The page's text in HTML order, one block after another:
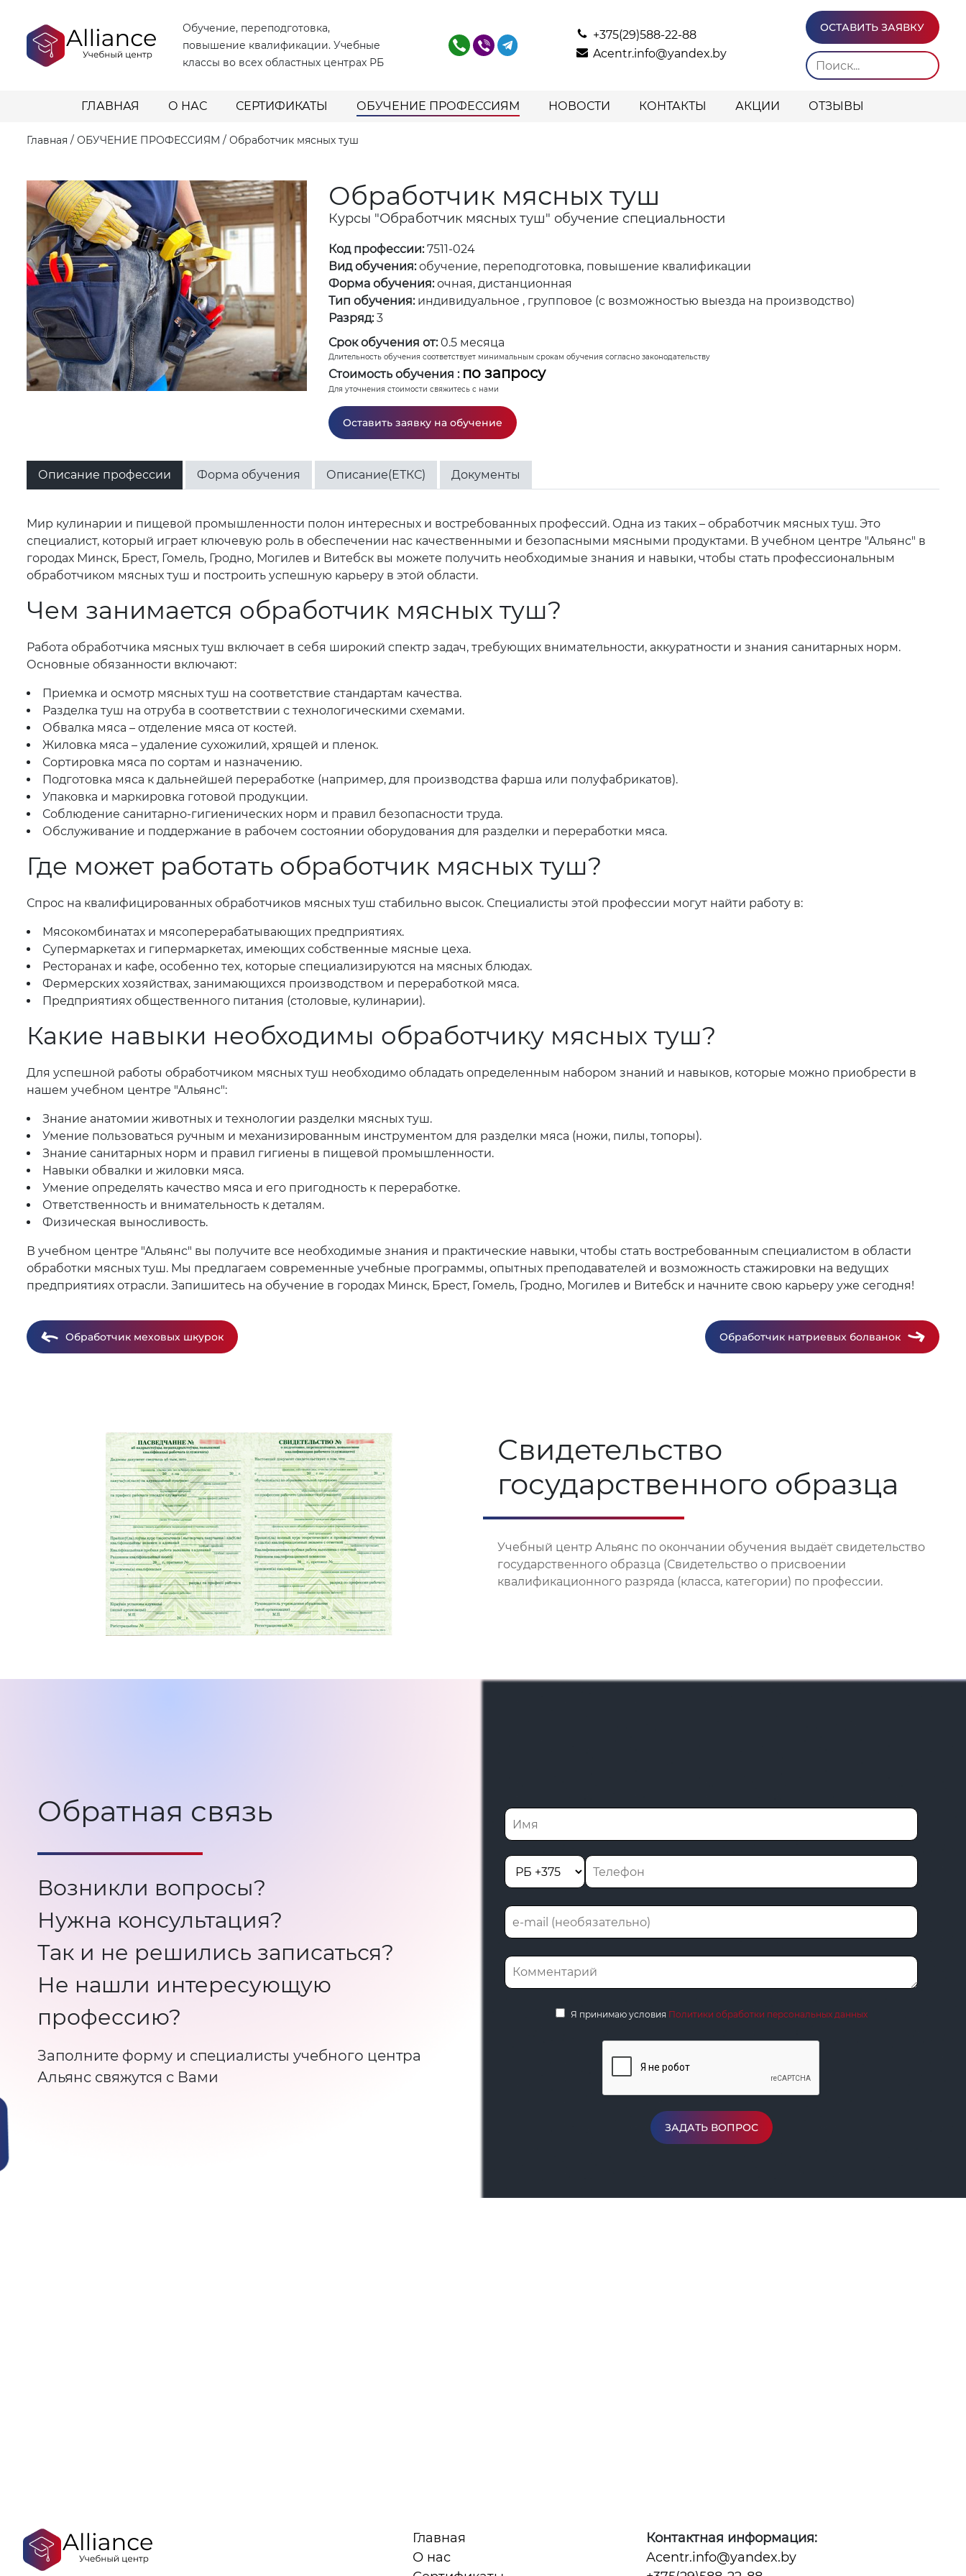
Обучение, переподготовка,
повышение квалификации. Учебные
классы во всех областных центрах РБ
+375(29)588-22-88
Acentr.info@yandex.by
ОСТАВИТЬ ЗАЯВКУ
ГЛАВНАЯ О НАС СЕРТИФИКАТЫ ОБУЧЕНИЕ ПРОФЕССИЯМ НОВОСТИ КОНТАКТЫ АКЦИИ ОТЗЫВЫ
Главная / ОБУЧЕНИЕ ПРОФЕССИЯМ / Обработчик мясных туш
Обработчик мясных туш
Курсы "Обработчик мясных туш" обучение специальности
Код профессии:7511-024
Вид обучения: обучение, переподготовка, повышение квалификации
Форма обучения: очная, дистанционная
Тип обучения: индивидуальное , групповое (с возможностью выезда на производство)
Разряд: 3
Срок обучения от: 0.5 месяца
Длительность обучения соответствует минимальным срокам обучения согласно законодательству
Стоимость обучения : по запросу
Для уточнения стоимости свяжитесь с нами
Оставить заявку на обучение
Описание профессии Форма обучения Описание(ЕТКС) Документы
Мир кулинарии и пищевой промышленности полон интересных и востребованных профессий. Одна из таких – обработчик мясных туш. Это
специалист, который играет ключевую роль в обеспечении нас качественными и безопасными мясными продуктами. В учебном центре "Альянс" в
городах Минск, Брест, Гомель, Гродно, Могилев и Витебск вы можете получить необходимые знания и навыки, чтобы стать профессиональным
обработчиком мясных туш и построить успешную карьеру в этой области.
Чем занимается обработчик мясных туш?
Работа обработчика мясных туш включает в себя широкий спектр задач, требующих внимательности, аккуратности и знания санитарных норм.
Основные обязанности включают:
Приемка и осмотр мясных туш на соответствие стандартам качества.
Разделка туш на отруба в соответствии с технологическими схемами.
Обвалка мяса – отделение мяса от костей.
Жиловка мяса – удаление сухожилий, хрящей и пленок.
Сортировка мяса по сортам и назначению.
Подготовка мяса к дальнейшей переработке (например, для производства фарша или полуфабрикатов).
Упаковка и маркировка готовой продукции.
Соблюдение санитарно-гигиенических норм и правил безопасности труда.
Обслуживание и поддержание в рабочем состоянии оборудования для разделки и переработки мяса.
Где может работать обработчик мясных туш?
Спрос на квалифицированных обработчиков мясных туш стабильно высок. Специалисты этой профессии могут найти работу в:
Мясокомбинатах и мясоперерабатывающих предприятиях.
Супермаркетах и гипермаркетах, имеющих собственные мясные цеха.
Ресторанах и кафе, особенно тех, которые специализируются на мясных блюдах.
Фермерских хозяйствах, занимающихся производством и переработкой мяса.
Предприятиях общественного питания (столовые, кулинарии).
Какие навыки необходимы обработчику мясных туш?
Для успешной работы обработчиком мясных туш необходимо обладать определенным набором знаний и навыков, которые можно приобрести в
нашем учебном центре "Альянс":
Знание анатомии животных и технологии разделки мясных туш.
Умение пользоваться ручным и механизированным инструментом для разделки мяса (ножи, пилы, топоры).
Знание санитарных норм и правил гигиены в пищевой промышленности.
Навыки обвалки и жиловки мяса.
Умение определять качество мяса и его пригодность к переработке.
Ответственность и внимательность к деталям.
Физическая выносливость.
В учебном центре "Альянс" вы получите все необходимые знания и практические навыки, чтобы стать востребованным специалистом в области
обработки мясных туш. Мы предлагаем современные учебные программы, опытных преподавателей и возможность стажировки на ведущих
предприятиях отрасли. Запишитесь на обучение в городах Минск, Брест, Гомель, Гродно, Могилев и Витебск и начните свою карьеру уже сегодня!
Обработчик меховых шкурок Обработчик натриевых болванок
Свидетельство
государственного образца
Учебный центр Альянс по окончании обучения выдаёт свидетельство
государственного образца (Свидетельство о присвоении
квалификационного разряда (класса, категории) по профессии.
Обратная связь
Возникли вопросы?
Нужна консультация?
Так и не решились записаться?
Не нашли интересующую
профессию?
Заполните форму и специалисты учебного центра
Альянс свяжутся с Вами
Я принимаю условия Политики обработки персональных данных
ЗАДАТЬ ВОПРОС
Главная
О нас
Контактная информация:
Acentr.info@yandex.by